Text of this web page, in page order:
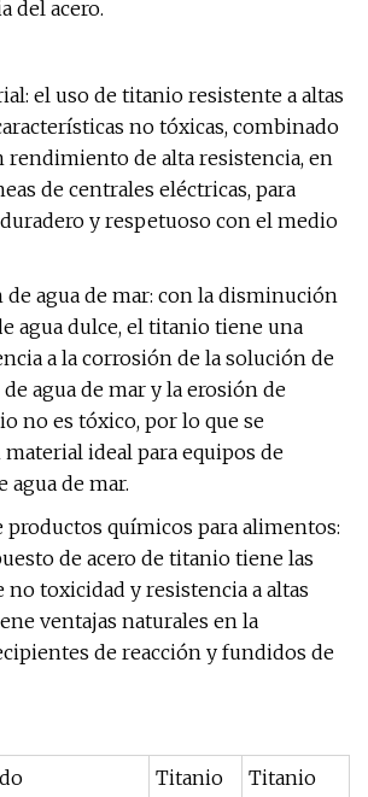
del acero.
el uso de titanio resistente a altas
no tóxicas, combinado
rendimiento de alta resistencia, en
de centrales eléctricas, para
y respetuoso con el medio
de agua de mar: con la disminución
agua dulce, el titanio tiene una
a la corrosión de la solución de
agua de mar y la erosión de
no es tóxico, por lo que se
ideal para equipos de
agua de mar.
productos químicos para alimentos:
de acero de titanio tiene las
no toxicidad y resistencia a altas
ventajas naturales en la
de reacción y fundidos de
Titanio
Titanio